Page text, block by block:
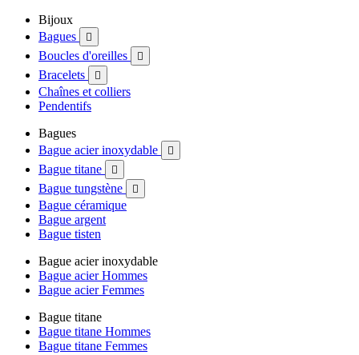
Bijoux
Bagues

Boucles d'oreilles 
Bracelets 
Chaînes et colliers
Pendentifs
Bagues
Bague acier inoxydable

Bague titane 
Bague tungstène 
Bague céramique
Bague argent
Bague tisten
Bague acier inoxydable
Bague acier Hommes
Bague acier Femmes
Bague titane
Bague titane Hommes
Bague titane Femmes